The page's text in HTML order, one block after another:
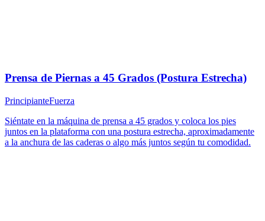
Prensa de Piernas a 45 Grados (Postura Estrecha)
PrincipianteFuerza
Siéntate en la máquina de prensa a 45 grados y coloca los pies
juntos en la plataforma con una postura estrecha, aproximadamente
a la anchura de las caderas o algo más juntos según tu comodidad.